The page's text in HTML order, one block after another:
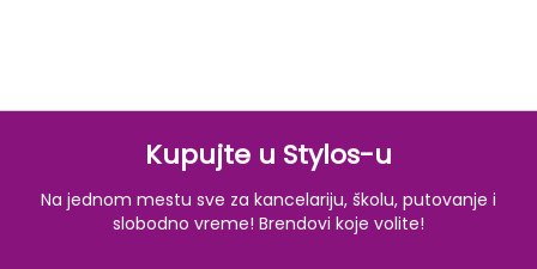
Kupujte u Stylos-u
Na jednom mestu sve za kancelariju, školu, putovanje i
slobodno vreme! Brendovi koje volite!